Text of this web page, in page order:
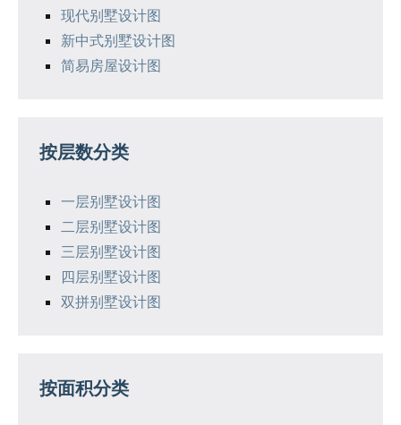
现代别墅设计图
新中式别墅设计图
简易房屋设计图
按层数分类
一层别墅设计图
二层别墅设计图
三层别墅设计图
四层别墅设计图
双拼别墅设计图
按面积分类